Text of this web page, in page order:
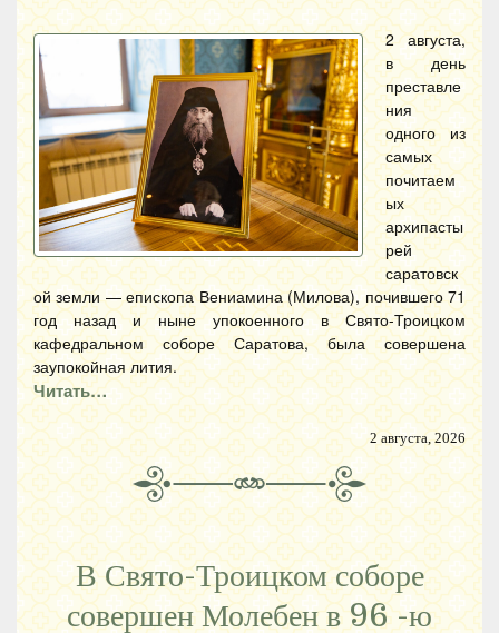
2 августа,
в день
преставле
ния
одного из
самых
почитаем
ых
архипасты
рей
саратовск
ой земли — епископа Вениамина (Милова), почившего 71
год назад и ныне упокоенного в Свято-Троицком
кафедральном соборе Саратова, была совершена
заупокойная лития.
Читать…
2 августа, 2026
В Свято-Троицком соборе
совершен Молебен в 96 -ю